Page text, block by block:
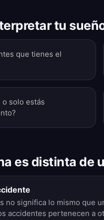
tu
que tienes el
o solo estás
es distinta de
no significa lo mismo que
accidentes pertenecen a